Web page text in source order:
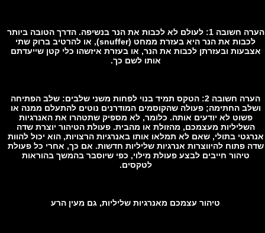
הערה חשובה 1: לעולם לא לכבות את הנר בנשיפה. הדרך הטובה ביותר
לכבות את הנר היא בעזרת ממחט (snuffer), או להרטיב ברוק שתי
ובעזרתן לכבות את הנר, או בעזרת איזשהו כלי קטן שייעדתם
אותו לשם כך.
הערה חשובה 2: הטקס תמיד בנוי לפחות משני שלבים: שלב הפתיחה
החתימה; פעולה שהקוסמים המודרנים נוטים להתעלם ממנה או
פשוט לא יודעים אותה. כלומר, לא מספיק שתטהרו את האנרגיות
מעצמכם, מהזולת או מהבית. פעולת הטיהור יוצרת שדה
בתולי, שאם לא תמלאו אותו באנרגיות הרצויות, הוא יכול להוות
פתוח להיווצרות אנרגיות שליליות חדשות. אם כך, אחרי כל פעולת
טיהור חייבים לבצע פעולת מילוי, כפי שיוסבר בהמשך בהוראות
לטקסים.
טיהור עצמכם מאנרגיות שליליות, גם מעין הרע